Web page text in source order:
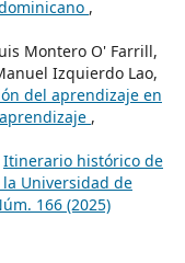
,
Montero O' Farrill,
Izquierdo Lao,
del aprendizaje en
,
Itinerario histórico de
Universidad de
166 (2025)